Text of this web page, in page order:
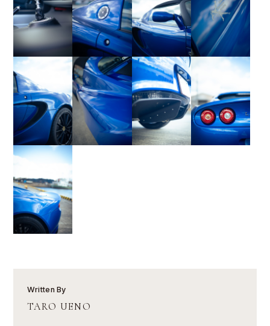
Written By
TARO UENO